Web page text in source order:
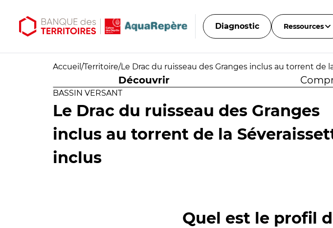
Diagnostic Ressources
Accueil /Territoire/Le Drac du ruisseau des Granges inclus au torrent de
Découvrir
BASSIN VERSANT
Le Drac du ruisseau des Granges
inclus au torrent de la
inclus
Quel est le profil